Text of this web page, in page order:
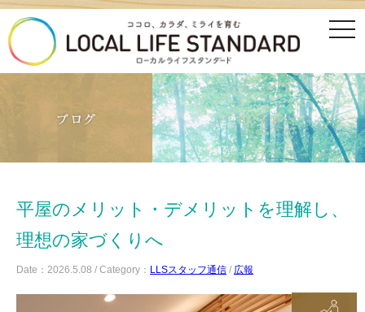
平屋のメリット・デメリットを理解し、
理想の家づくりへ
Date：2026.5.08 / Category： LLSスタッフ通信 / 広報